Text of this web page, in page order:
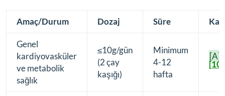
Amaç/Durum Dozaj Süre
Genel
kardiyovasküler
ve metabolik
sağlık
≤10g/gün
(2 çay
kaşığı)
Minimum
4-12
hafta
[A]
[10]